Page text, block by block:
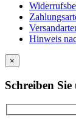
Hinweis
×
Schreiben